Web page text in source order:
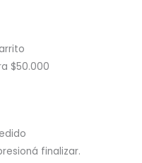
$50.000
finalizar.